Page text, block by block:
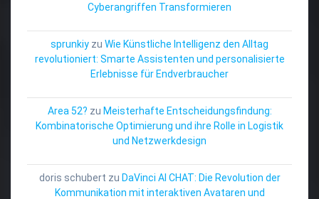
Cyberangriffen Transformieren
sprunkiy zu Wie Künstliche Intelligenz den Alltag
revolutioniert: Smarte Assistenten und personalisierte
Erlebnisse für Endverbraucher
Area 52? zu Meisterhafte Entscheidungsfindung:
Kombinatorische Optimierung und ihre Rolle in Logistik
und Netzwerkdesign
doris schubert zu DaVinci AI CHAT: Die Revolution der
Kommunikation mit interaktiven Avataren und